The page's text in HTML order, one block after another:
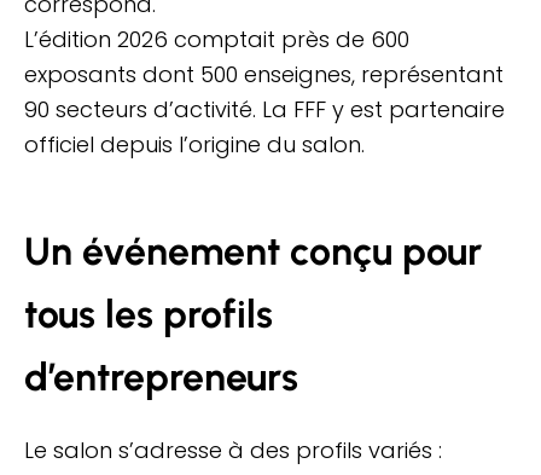
L’édition 2026 comptait près de 600
exposants dont 500 enseignes, représentant
90 secteurs d’activité. La FFF y est partenaire
officiel depuis l’origine du salon.
Un événement conçu pour
tous les profils
d’entrepreneurs
Le salon s’adresse à des profils variés :